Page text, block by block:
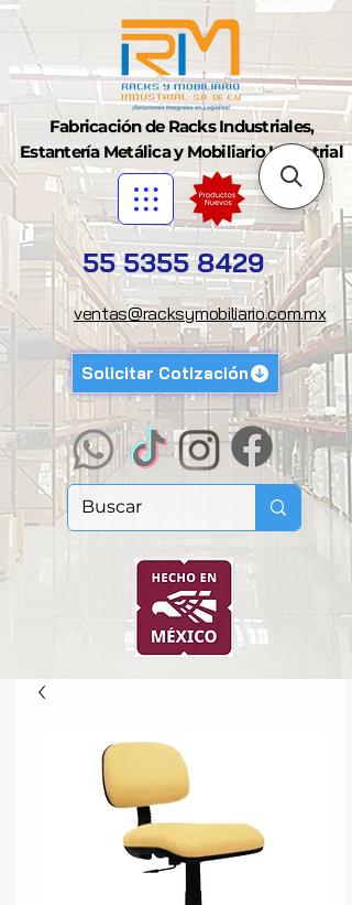
Fabricación de Racks Industriales,
Estantería Metálica y Mobiliario Industrial
55 5355 8429
ventas@racksymobiliario.com.mx
Solicitar Cotización